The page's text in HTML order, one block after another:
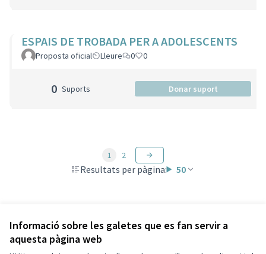
Informació sobre les galetes que es fan servir a
aquesta pàgina web
ESPAIS DE TROBADA PER A ADOLESCENTS
Proposta oficial Lleure 0 0
0 Suports Donar suport
Resultats per pàgina: 50
1 2
Veure totes les propostes retirades